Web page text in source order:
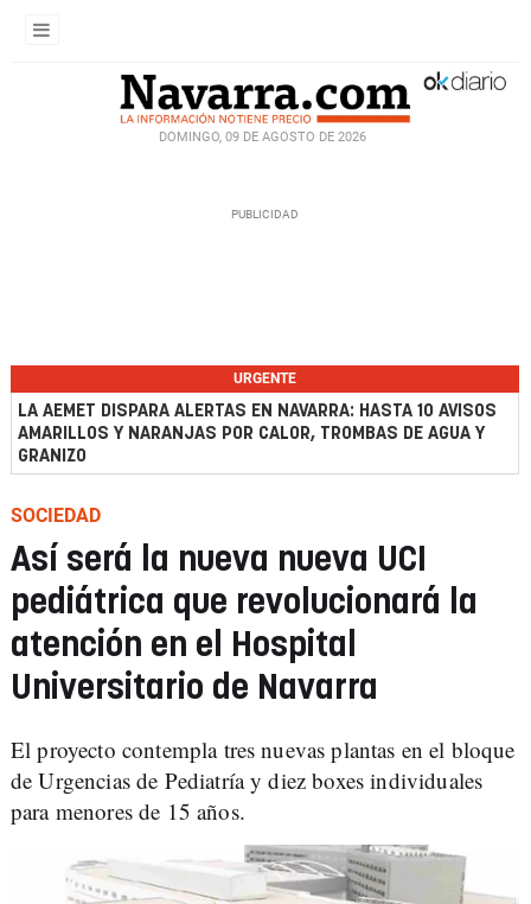
DOMINGO, 09 DE AGOSTO DE 2026
URGENTE
LA AEMET DISPARA ALERTAS EN NAVARRA: HASTA 10 AVISOS
AMARILLOS Y NARANJAS POR CALOR, TROMBAS DE AGUA Y
GRANIZO
SOCIEDAD
Así será la nueva nueva UCI
pediátrica que revolucionará la
atención en el Hospital
Universitario de Navarra
El proyecto contempla tres nuevas plantas en el bloque
de Urgencias de Pediatría y diez boxes individuales
para menores de 15 años.